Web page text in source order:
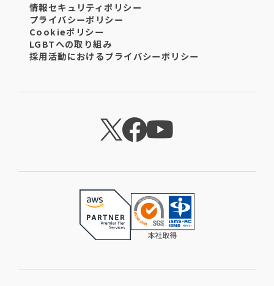
情報セキュリティポリシー
プライバシーポリシー
Cookieポリシー
LGBTへの取り組み
採用活動におけるプライバシーポリシー